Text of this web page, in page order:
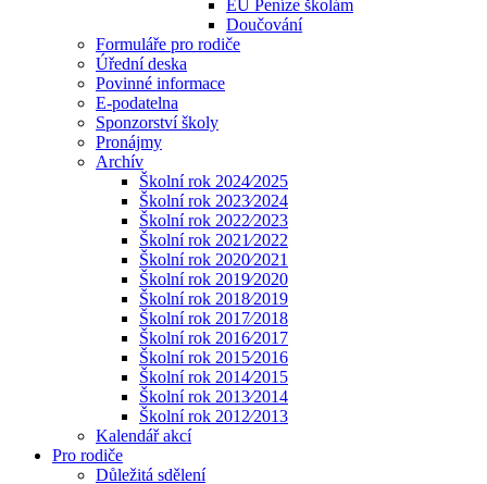
EU Peníze školám
Doučování
Formuláře pro rodiče
Úřední deska
Povinné informace
E-podatelna
Sponzorství školy
Pronájmy
Archív
Školní rok 2024⁄2025
Školní rok 2023⁄2024
Školní rok 2022⁄2023
Školní rok 2021⁄2022
Školní rok 2020⁄2021
Školní rok 2019⁄2020
Školní rok 2018⁄2019
Školní rok 2017⁄2018
Školní rok 2016⁄2017
Školní rok 2015⁄2016
Školní rok 2014⁄2015
Školní rok 2013⁄2014
Školní rok 2012⁄2013
Kalendář akcí
Pro rodiče
Důležitá sdělení